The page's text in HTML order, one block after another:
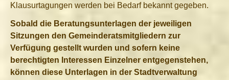
Klausurtagungen werden bei Bedarf bekannt gegeben.
Sobald die Beratungsunterlagen der jeweiligen
Sitzungen den Gemeinderatsmitgliedern zur
Verfügung gestellt wurden und sofern keine
berechtigten Interessen Einzelner entgegenstehen,
können diese Unterlagen in der Stadtverwaltung